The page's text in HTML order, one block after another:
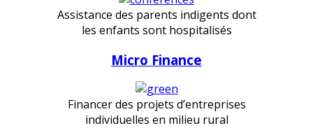
Assistance des parents indigents dont
les enfants sont hospitalisés
Micro Finance
Financer des projets d’entreprises
individuelles en milieu rural